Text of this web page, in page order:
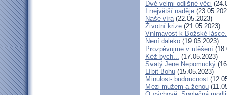
Dvě velmi odlišné věci
I největší naděje
Naše víra(22.05.2023)
Životní krize (21.05.2023)
Vnímavost k Božské
Není daleko (19.05.2023)
Prozpěvujme v utěšení
Kéž bych... (17.05.2023)
Svatý Jene Nepomucký
Líbit Bohu (15.05.2023)
Minulost- budoucnost
Mezi mužem a ženou